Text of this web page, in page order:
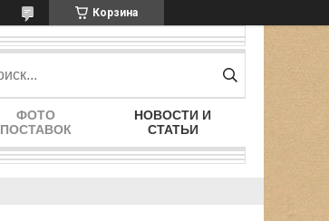
Корзина
ФОТО
ПОСТАВОК
НОВОСТИ И
СТАТЬИ